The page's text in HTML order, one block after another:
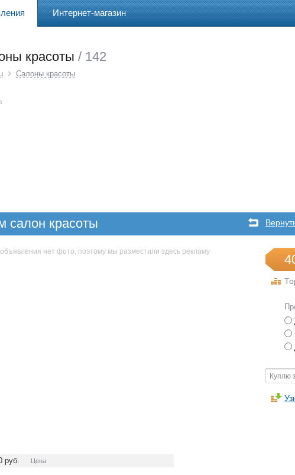
Интернет-магазин
красоты / 142
Салоны красоты
салон красоты
Куплю
объявления нет фото, поэтому мы разместили здесь рекламу
руб. Цена